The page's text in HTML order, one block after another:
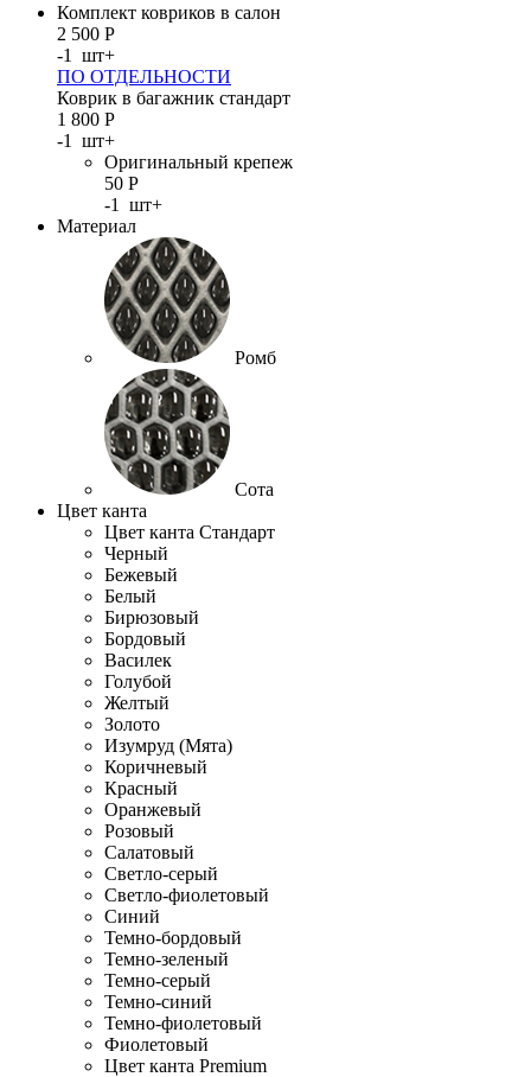
Комплект ковриков в салон
2 500 Р
-1 шт+
ПО ОТДЕЛЬНОСТИ
Коврик в багажник стандарт
1 800 Р
-1 шт+
Оригинальный крепеж
50 Р
-1 шт+
Материал
Ромб
Сота
Цвет канта
Цвет канта Стандарт
Черный
Бежевый
Белый
Бирюзовый
Бордовый
Василек
Голубой
Желтый
Золото
Изумруд (Мята)
Коричневый
Красный
Оранжевый
Розовый
Салатовый
Светло-серый
Светло-фиолетовый
Синий
Темно-бордовый
Темно-зеленый
Темно-серый
Темно-синий
Темно-фиолетовый
Фиолетовый
Цвет канта Premium